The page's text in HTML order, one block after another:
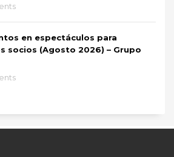
en espectáculos para
socios (Agosto 2026) – Grupo